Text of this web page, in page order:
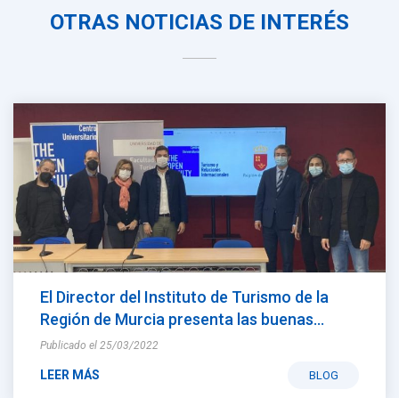
OTRAS NOTICIAS DE INTERÉS
El Director del Instituto de Turismo de la
Región de Murcia presenta las buenas
perspectivas del sector a alumnos del
Grado en Turismo
Publicado el 25/03/2022
LEER MÁS BLOG